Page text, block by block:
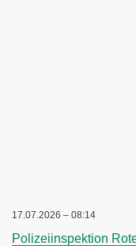
17.07.2026 – 08:14
Polizeiinspektion